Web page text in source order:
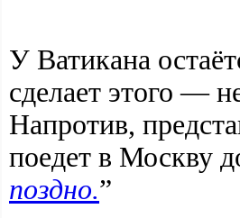
У Ватикана
сделает этого —
Напротив,
поедет в Москву
поздно.”